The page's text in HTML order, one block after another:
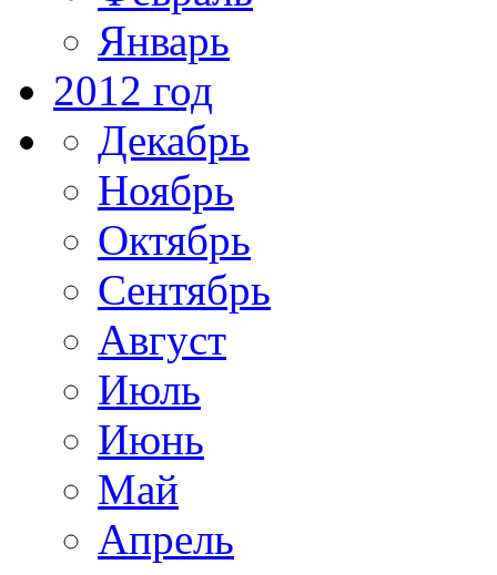
Январь
2012 год
Декабрь
Ноябрь
Октябрь
Сентябрь
Август
Июль
Июнь
Май
Апрель